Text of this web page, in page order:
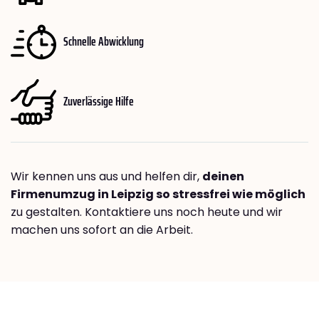
Schnelle Abwicklung
Zuverlässige Hilfe
Wir kennen uns aus und helfen dir, deinen
Firmenumzug in Leipzig so stressfrei wie möglich
zu gestalten. Kontaktiere uns noch heute und wir
machen uns sofort an die Arbeit.